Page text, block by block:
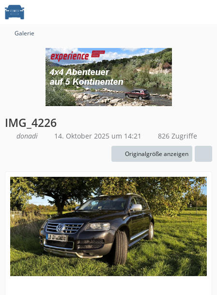
Galerie
IMG_4226
donadi 14. Oktober 2025 um 14:21 826 Zugriffe
Originalgröße anzeigen